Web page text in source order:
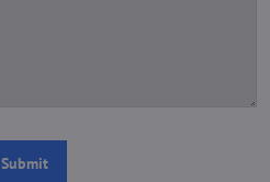
Submit